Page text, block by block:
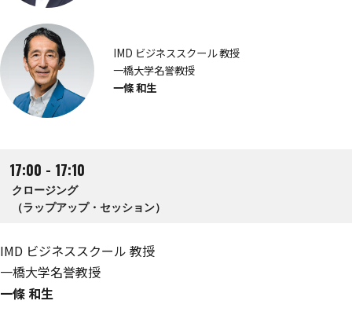
IMD ビジネススクール 教授
一橋大学名誉教授
一條 和生
17:00 - 17:10
クロージング
（ラップアップ・セッション）
IMD ビジネススクール 教授
一橋大学名誉教授
一條 和生